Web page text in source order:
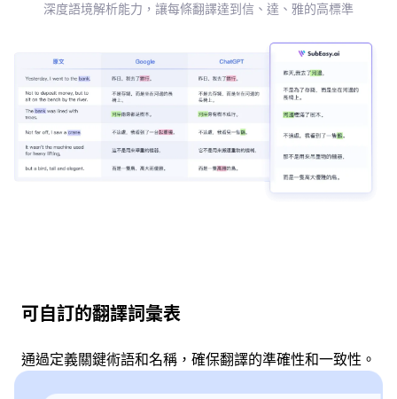
深度語境解析能力，讓每條翻譯達到信、達、雅的高標準
可自訂的翻譯詞彙表
通過定義關鍵術語和名稱，確保翻譯的準確性和一致性。